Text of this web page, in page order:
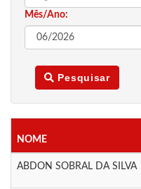
Mês/Ano:
Pesquisar
NOME
ABDON SOBRAL DA SILVA